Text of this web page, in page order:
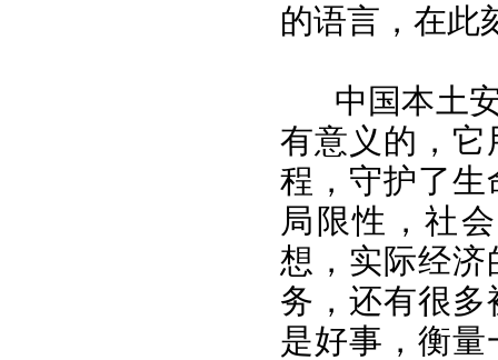
的语言，在此
中国本土安
有意义的，
程，守护了
局限性，社
想，实际经
务，还有很
是好事，衡